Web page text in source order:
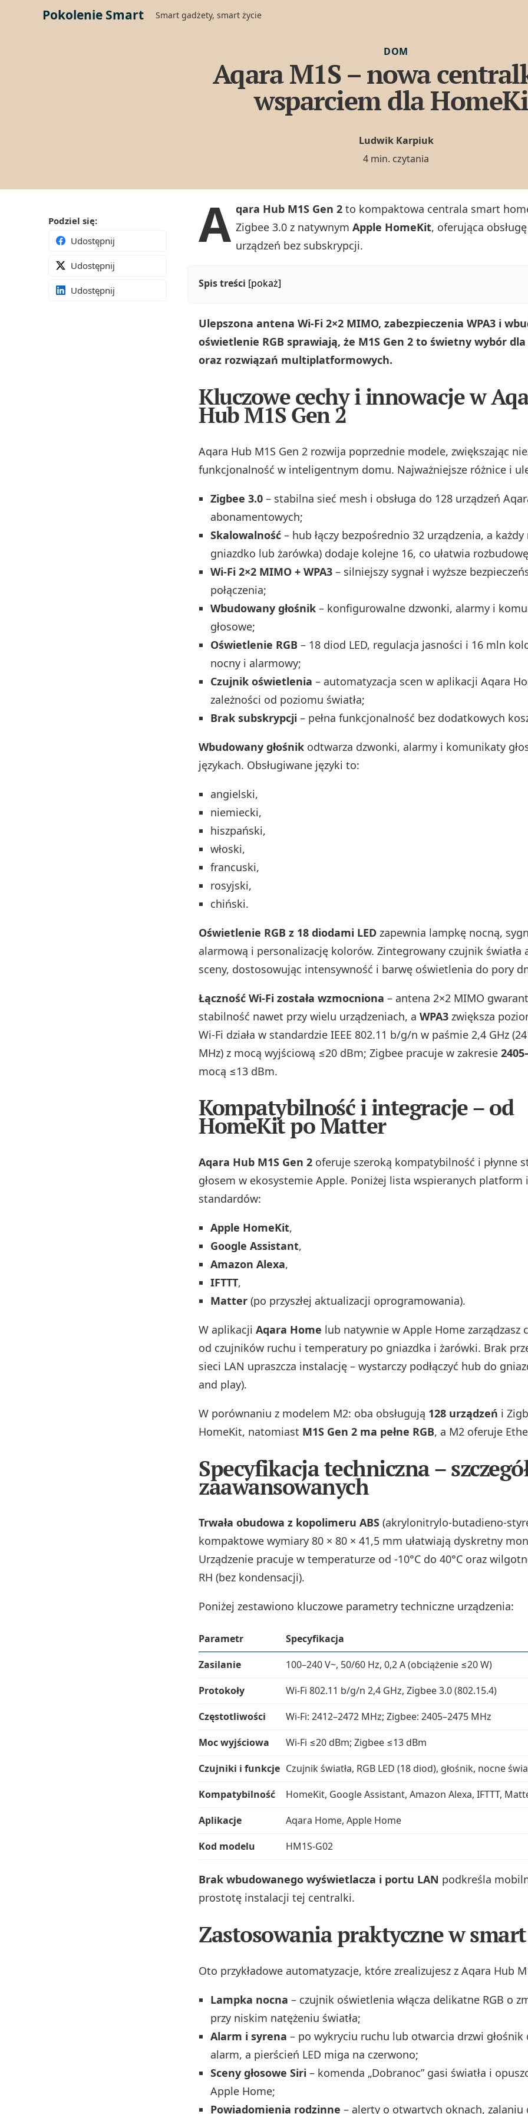
Pokolenie Smart Smart gadżety, smart życie
DOM
Aqara M1S – nowa
wsparciem dla
Ludwik Karpiuk
4 min. czytania
Podziel się:
Udostępnij
Udostępnij
Udostępnij
A qara Hub M1S Gen 2 to kompaktowa centrala smart
Zigbee 3.0 z natywnym Apple HomeKit, oferująca
urządzeń bez subskrypcji.
Spis treści [pokaż]
Ulepszona antena Wi‑Fi 2×2 MIMO, zabezpieczenia WPA3 i
oświetlenie RGB sprawiają, że M1S Gen 2 to świetny wybór
oraz rozwiązań multiplatformowych.
Kluczowe cechy i innowacje w
Hub M1S Gen 2
Aqara Hub M1S Gen 2 rozwija poprzednie modele, zwiększając
funkcjonalność w inteligentnym domu. Najważniejsze różnice i
Zigbee 3.0 – stabilna sieć mesh i obsługa do 128 urządzeń
abonamentowych;
Skalowalność – hub łączy bezpośrednio 32 urządzenia, a
gniazdko lub żarówka) dodaje kolejne 16, co ułatwia
Wi‑Fi 2×2 MIMO + WPA3 – silniejszy sygnał i wyższe
połączenia;
Wbudowany głośnik – konfigurowalne dzwonki, alarmy i
głosowe;
Oświetlenie RGB – 18 diod LED, regulacja jasności i 16 mln
nocny i alarmowy;
Czujnik oświetlenia – automatyzacja scen w aplikacji Aqara
zależności od poziomu światła;
Brak subskrypcji – pełna funkcjonalność bez dodatkowych
Wbudowany głośnik odtwarza dzwonki, alarmy i komunikaty
językach. Obsługiwane języki to:
angielski,
niemiecki,
hiszpański,
włoski,
francuski,
rosyjski,
chiński.
Oświetlenie RGB z 18 diodami LED zapewnia lampkę nocną,
alarmową i personalizację kolorów. Zintegrowany czujnik światła
sceny, dostosowując intensywność i barwę oświetlenia do pory
Łączność Wi‑Fi została wzmocniona – antena 2×2 MIMO
stabilność nawet przy wielu urządzeniach, a WPA3 zwiększa
Wi‑Fi działa w standardzie IEEE 802.11 b/g/n w paśmie 2,4 GHz
MHz) z mocą wyjściową ≤20 dBm; Zigbee pracuje w zakresie
mocą ≤13 dBm.
Kompatybilność i integracje – od
HomeKit po Matter
Aqara Hub M1S Gen 2 oferuje szeroką kompatybilność i płynne
głosem w ekosystemie Apple. Poniżej lista wspieranych platform i
standardów:
Apple HomeKit,
Google Assistant,
Amazon Alexa,
IFTTT,
Matter (po przyszłej aktualizacji oprogramowania).
W aplikacji Aqara Home lub natywnie w Apple Home zarządzasz
od czujników ruchu i temperatury po gniazdka i żarówki. Brak
sieci LAN upraszcza instalację – wystarczy podłączyć hub do
and play).
W porównaniu z modelem M2: oba obsługują 128 urządzeń i
HomeKit, natomiast M1S Gen 2 ma pełne RGB, a M2 oferuje
Specyfikacja techniczna –
zaawansowanych
Trwała obudowa z kopolimeru ABS (akrylonitrylo-butadieno-
kompaktowe wymiary 80 × 80 × 41,5 mm ułatwiają dyskretny
Urządzenie pracuje w temperaturze od -10°C do 40°C oraz
RH (bez kondensacji).
Poniżej zestawiono kluczowe parametry techniczne urządzenia:
Parametr
Specyfikacja
Zasilanie
100–240 V~, 50/60 Hz, 0,2 A (obciążenie ≤20 W)
Protokoły
Wi‑Fi 802.11 b/g/n 2,4 GHz, Zigbee 3.0 (802.15.4)
Częstotliwości
Wi‑Fi: 2412–2472 MHz; Zigbee: 2405–2475 MHz
Moc wyjściowa
Wi‑Fi ≤20 dBm; Zigbee ≤13 dBm
Czujniki i funkcje Czujnik światła, RGB LED (18 diod), głośnik, nocne
Kompatybilność
HomeKit, Google Assistant, Amazon Alexa, IFTTT,
Aplikacje
Aqara Home, Apple Home
Kod modelu
HM1S-G02
Brak wbudowanego wyświetlacza i portu LAN podkreśla
prostotę instalacji tej centralki.
Zastosowania praktyczne w
Oto przykładowe automatyzacje, które zrealizujesz z Aqara Hub
Lampka nocna – czujnik oświetlenia włącza delikatne RGB o
przy niskim natężeniu światła;
Alarm i syrena – po wykryciu ruchu lub otwarcia drzwi głośnik
alarm, a pierścień LED miga na czerwono;
Sceny głosowe Siri – komenda „Dobranoc” gasi światła i
Apple Home;
Powiadomienia rodzinne – alerty o otwartych oknach, zalaniu